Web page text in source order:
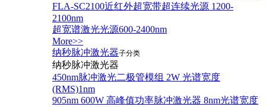
FLA-SC2100近红外超宽带超连续光源 1200-
2100nm
超宽谱激光光源600-2400nm
More>>
纳秒脉冲激光器子分类
纳秒脉冲激光器
450nm脉冲激光二极管模组 2W 光谱宽度
(RMS)1nm
905nm 600W 高峰值功率脉冲激光器 8nm光谱宽度